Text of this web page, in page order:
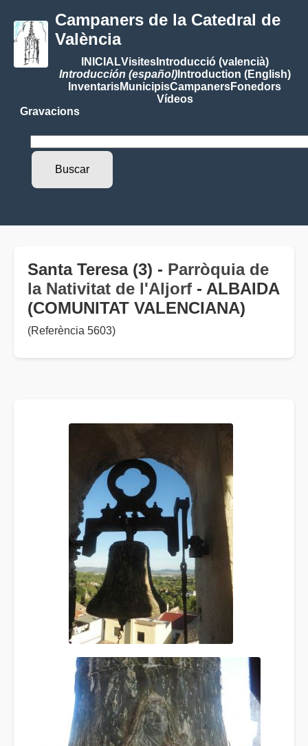
Campaners de la Catedral de
València
INICIALVisitesIntroducció (valencià)
Introducción (español)Introduction (English)
InventarisMunicipisCampanersFonedors
Vídeos
Gravacions
Santa Teresa (3) - Parròquia de
la Nativitat de l'Aljorf - ALBAIDA
(COMUNITAT VALENCIANA)
(Referència 5603)